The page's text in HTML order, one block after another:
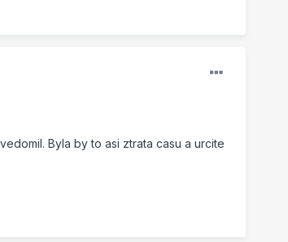
Byla by to asi ztrata casu a urcite